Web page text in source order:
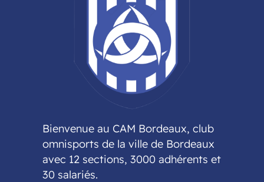
Bienvenue au CAM Bordeaux, club
omnisports de la ville de Bordeaux
avec 12 sections, 3000 adhérents et
30 salariés.